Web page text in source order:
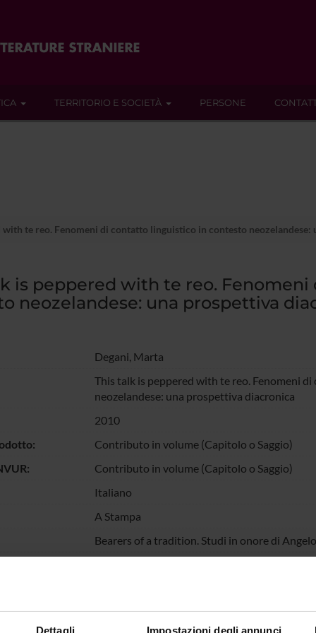
Dettagli Impostazioni degli annunci
TERRITORIO E SOCIETÀ PERSONE
with te reo. Fenomeni di contatto linguistico in contesto
is peppered with te reo.
neozelandese: una prospettiva
Degani, Marta
This talk is peppered with te reo. Fenomeni
neozelandese: una prospettiva diacronica
2010
Contributo in volume (Capitolo o Saggio)
Contributo in volume (Capitolo o Saggio)
Italiano
A Stampa
Bearers of a tradition. Studi in onore di
89-96